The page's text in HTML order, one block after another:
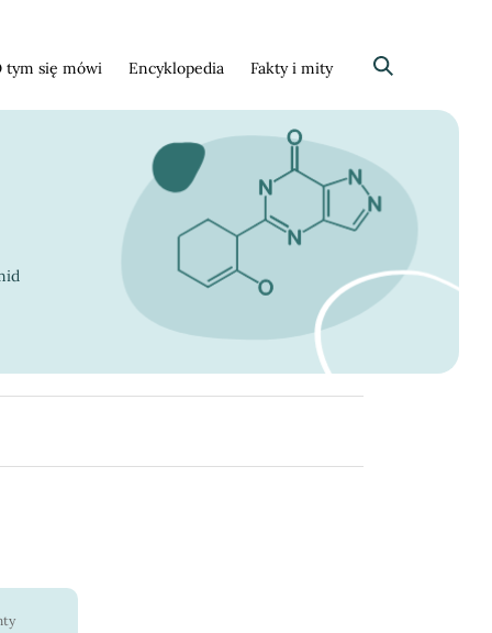
tym się mówi Encyklopedia Fakty i mity Szukaj